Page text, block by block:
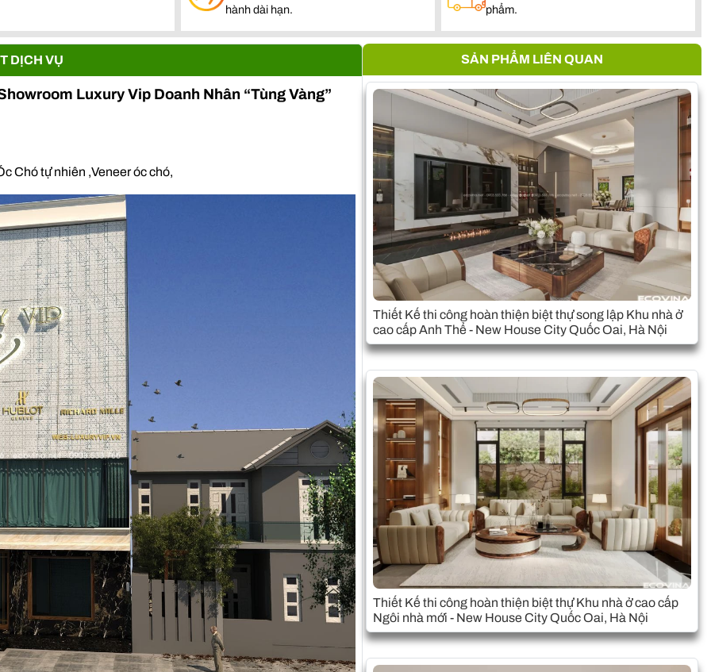
Nội
hành dài hạn.
phẩm.
DỊCH VỤ
Luxury Vip Doanh Nhân “Tùng Vàng”
Chó tự nhiên ,Veneer óc chó,
SẢN PHẨM LIÊN QUAN
Thiết Kế thi công hoàn thiện biệt thự song lập Khu nhà ở
cao cấp Anh Thể - New House City Quốc Oai, Hà Nội
Thiết Kế thi công hoàn thiện biệt thự Khu nhà ở cao cấp
Ngôi nhà mới - New House City Quốc Oai, Hà Nội